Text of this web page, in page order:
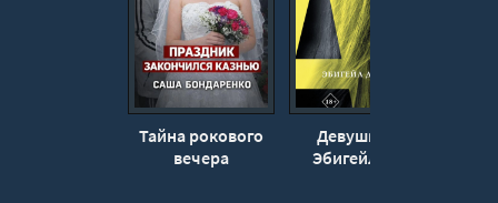
Тайна рокового
вечера
Девушка А -
Эбигейл Дин